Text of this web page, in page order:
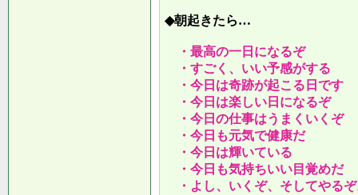
◆朝起きたら…
・最高の一日になるぞ
・すごく、いい予感がする
・今日は奇跡が起こる日です
・今日は楽しい日になるぞ
・今日の仕事はうまくいくぞ
・今日も元気で健康だ
・今日は輝いている
・今日も気持ちいい目覚めだ
・よし、いくぞ、そしてやる